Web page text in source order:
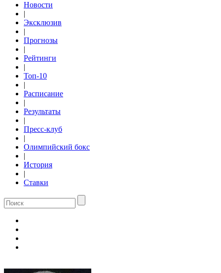
Новости
|
Эксклюзив
|
Прогнозы
|
Рейтинги
|
Топ-10
|
Расписание
|
Результаты
|
Пресс-клуб
|
Олимпийский бокс
|
История
|
Ставки